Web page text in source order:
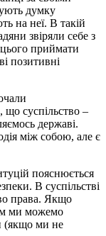
думку
на неї. В такій
звіряли себе з
цього приймати
позитивні
що суспільство –
державі.
між собою, але є
пояснюється
В суспільстві
права. Якщо
ми можемо
(якщо ми не